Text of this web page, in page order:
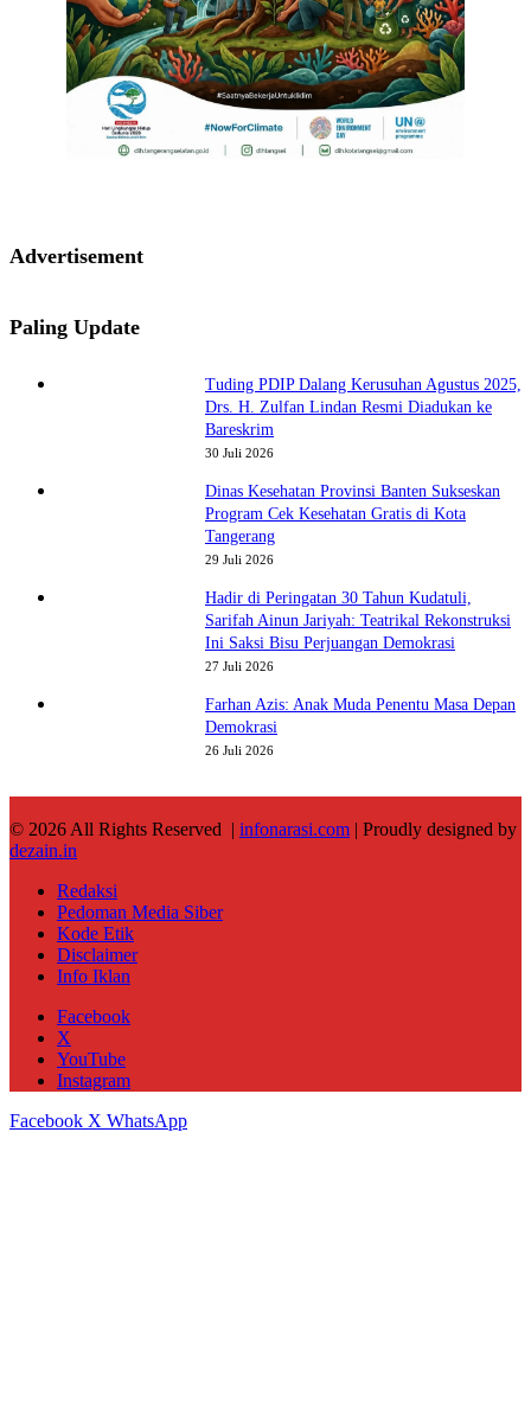
Advertisement
Paling Update
Tuding PDIP Dalang Kerusuhan Agustus 2025,
Drs. H. Zulfan Lindan Resmi Diadukan ke
Bareskrim
30 Juli 2026
Dinas Kesehatan Provinsi Banten Sukseskan
Program Cek Kesehatan Gratis di Kota
Tangerang
29 Juli 2026
Hadir di Peringatan 30 Tahun Kudatuli,
Sarifah Ainun Jariyah: Teatrikal Rekonstruksi
Ini Saksi Bisu Perjuangan Demokrasi
27 Juli 2026
Farhan Azis: Anak Muda Penentu Masa Depan
Demokrasi
26 Juli 2026
© 2026 All Rights Reserved | infonarasi.com | Proudly designed by
dezain.in
Redaksi
Pedoman Media Siber
Kode Etik
Disclaimer
Info Iklan
Facebook
X
YouTube
Instagram
Facebook X WhatsApp